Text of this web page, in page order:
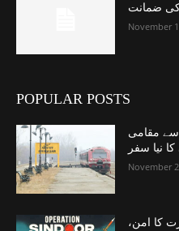
ضمانت
November
POPULAR POSTS
سے مقامی
نیا سفر
November
کا امن،